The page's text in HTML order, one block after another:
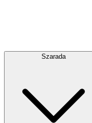
Szarada